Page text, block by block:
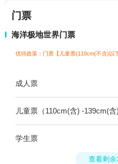
门票
海洋极地世界门票
优待政策：门票【儿童票(110cm(不含)以
成人票
儿童票（110cm(含) -139cm(含)
学生票
查看剩余